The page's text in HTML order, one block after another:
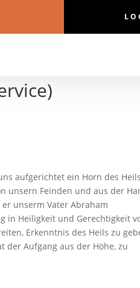
aufgerichtet ein Horn des
unsern Feinden und aus der
unserm Vater Abraham
in Heiligkeit und Gerechtigkeit
Erkenntnis des Heils zu
der Aufgang aus der Höhe, zu